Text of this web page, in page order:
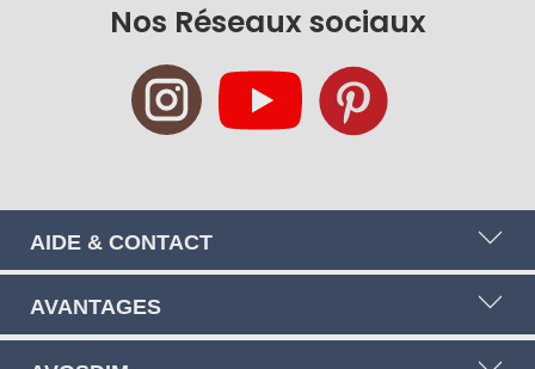
Nos Réseaux sociaux
AIDE & CONTACT
AVANTAGES